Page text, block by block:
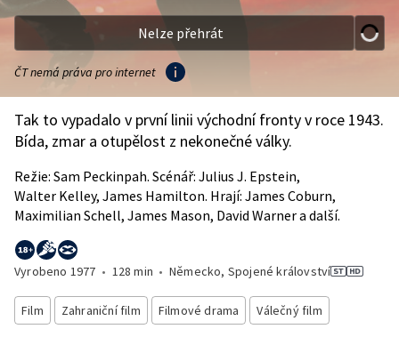
Nelze přehrát
ČT nemá práva pro internet
Tak to vypadalo v první linii východní fronty v roce 1943.
Bída, zmar a otupělost z nekonečné války.
Režie: Sam Peckinpah. Scénář: Julius J. Epstein,
Walter Kelley, James Hamilton. Hrají: James Coburn,
Maximilian Schell, James Mason, David Warner a další.
Vyrobeno 1977 • 128 min •Německo, Spojené království
Film Zahraniční film Filmové drama Válečný film